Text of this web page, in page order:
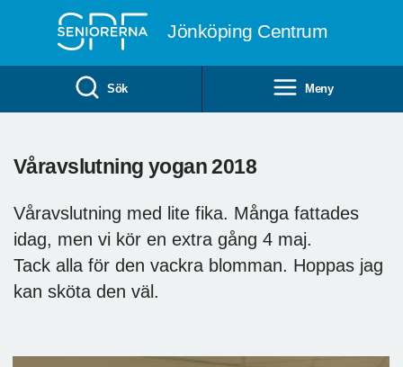
Jönköping Centrum
Sök Meny
Våravslutning yogan 2018
Våravslutning med lite fika. Många fattades
idag, men vi kör en extra gång 4 maj.
Tack alla för den vackra blomman. Hoppas jag
kan sköta den väl.